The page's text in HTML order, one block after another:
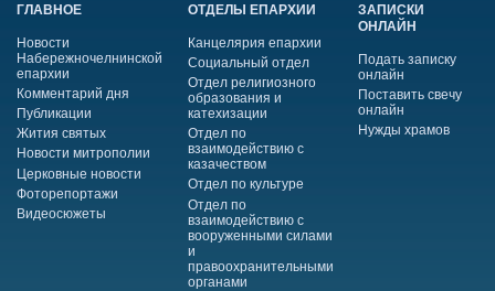
ГЛАВНОЕ
Новости
Набережночелнинской
епархии
Комментарий дня
Публикации
Жития святых
Новости митрополии
Церковные новости
Фоторепортажи
Видеосюжеты
ОТДЕЛЫ ЕПАРХИИ
Канцелярия епархии
Социальный отдел
Отдел религиозного
образования и
катехизации
Отдел по
взаимодействию с
казачеством
Отдел по культуре
Отдел по
взаимодействию с
вооруженными силами
и
правоохранительными
органами
ЗАПИСКИ
ОНЛАЙН
Подать записку
онлайн
Поставить свечу
онлайн
Нужды храмов